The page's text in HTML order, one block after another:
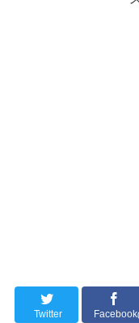
Twitter Facebook